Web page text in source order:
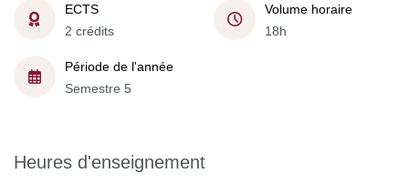
ECTS
2 crédits
Volume horaire
18h
Période de l'année
Semestre 5
Heures d'enseignement